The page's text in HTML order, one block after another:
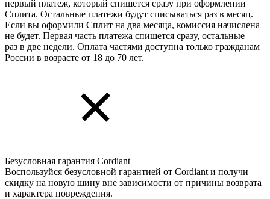
первый платеж, который спишется сразу при оформлении
Сплита. Остальные платежи будут списываться раз в месяц.
Если вы оформили Сплит на два месяца, комиссия начислена
не будет. Первая часть платежа спишется сразу, остальные —
раз в две недели. Оплата частями доступна только гражданам
России в возрасте от 18 до 70 лет.
Безусловная гарантия Cordiant
Воспользуйся безусловной гарантией от Cordiant и получи
скидку на новую шину вне зависимости от причины возврата
и характера повреждения.